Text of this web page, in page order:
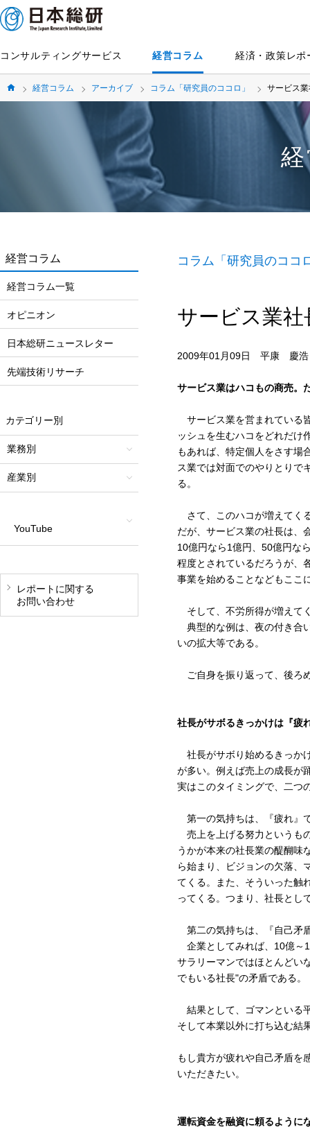
コンサルティングサービス 経営コラム 経済・政策レポ
経営コラム アーカイブ コラム「研究員のココロ」 サービス
コラム「研究員のココ
サービス業
2009年01月09日 平康 慶浩
サービス業はハコもの商売。
サービス業を営まれている
ッシュを生むハコをどれだけ
もあれば、特定個人をさす場
ス業では対面でのやりとりで
る。
さて、このハコが増えてく
だが、サービス業の社長は、
10億円なら1億円、50億円な
程度とされているだろうが、
事業を始めることなどもここ
そして、不労所得が増えて
典型的な例は、夜の付き合
いの拡大等である。
ご自身を振り返って、後ろ
社長がサボるきっかけは『疲
社長がサボり始めるきっか
が多い。例えば売上の成長が
実はこのタイミングで、二つ
第一の気持ちは、『疲れ』
売上を上げる努力というも
うかが本来の社長業の醍醐味
ら始まり、ビジョンの欠落、
てくる。また、そういった触
ってくる。つまり、社長とし
第二の気持ちは、『自己矛
企業としてみれば、10億～
サラリーマンではほとんどい
でもいる社長"の矛盾である。
結果として、ゴマンといる
そして本業以外に打ち込む結
もし貴方が疲れや自己矛盾を
いただきたい。
運転資金を融資に頼るように
経営コラム
経営コラム一覧
オピニオン
日本総研ニュースレター
先端技術リサーチ
カテゴリー別
業務別
産業別
YouTube
レポートに関する
お問い合わせ